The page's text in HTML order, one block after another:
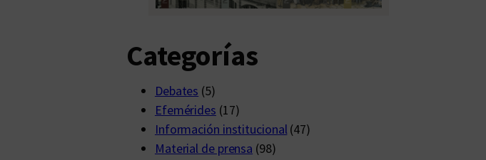
Categorías
Debates (5)
Efemérides (17)
Información institucional(47)
Material de prensa (98)